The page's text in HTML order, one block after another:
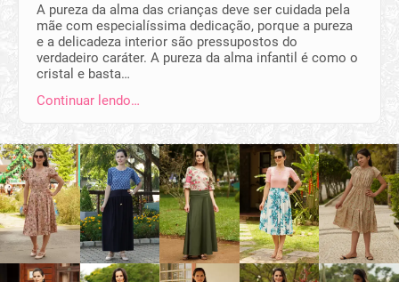
A pureza da alma das crianças deve ser cuidada pela
mãe com especialíssima dedicação, porque a pureza
e a delicadeza interior são pressupostos do
verdadeiro caráter. A pureza da alma infantil é como o
cristal e basta…
Continuar lendo…